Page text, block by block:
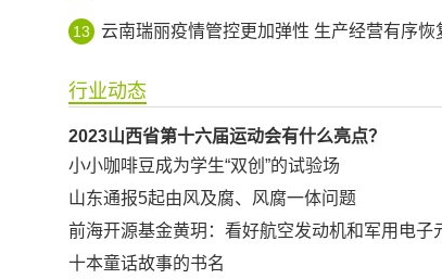
13 云南瑞丽疫情管控更加弹性 生产经营有序恢
行业动态
2023山西省第十六届运动会有什么亮点？
小小咖啡豆成为学生“双创”的试验场
山东通报5起由风及腐、风腐一体问题
前海开源基金黄玥：看好航空发动机和军用电子
十本童话故事的书名